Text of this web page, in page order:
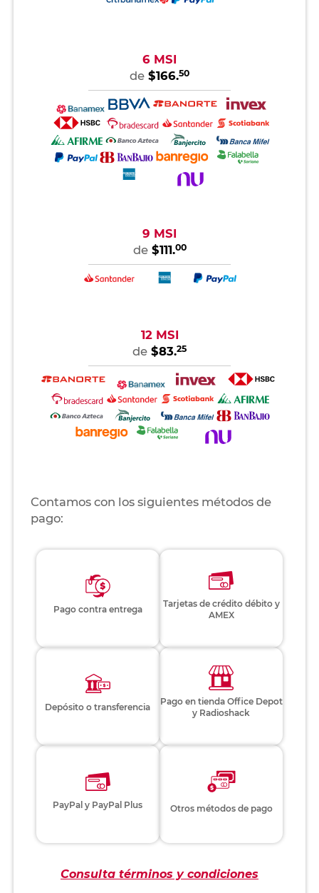
6 MSI
de $166.50
9 MSI
de $111.00
12 MSI
de $83.25
Contamos con los siguientes métodos de
pago:
Pago contra entrega
Tarjetas de crédito débito y
AMEX
Depósito o transferencia
Pago en tienda Office Depot
y Radioshack
PayPal y PayPal Plus Otros métodos de pago
Consulta términos y condiciones